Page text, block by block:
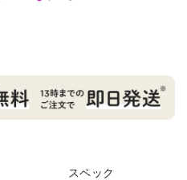
スペック